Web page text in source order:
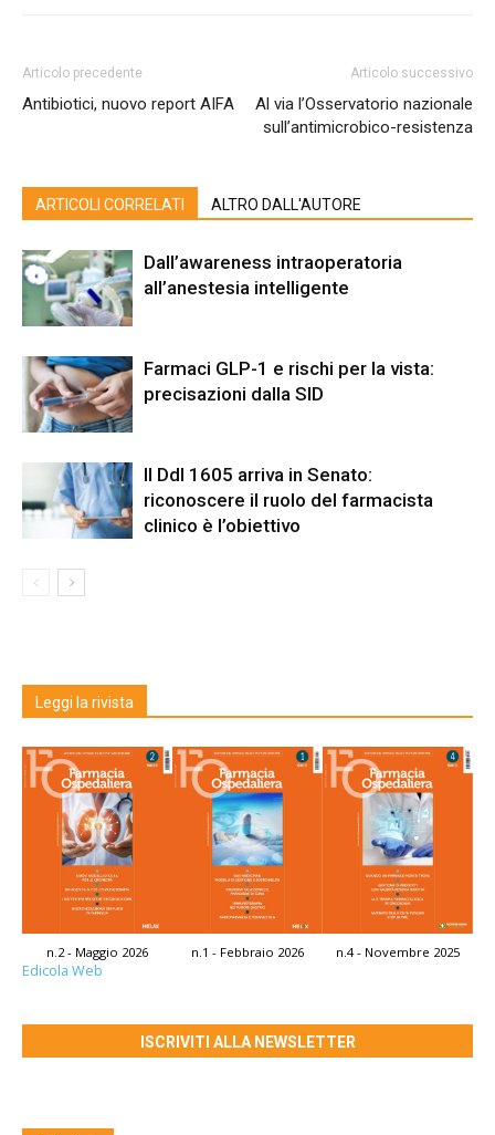
Articolo precedente
Antibiotici, nuovo report AIFA
Articolo successivo
Al via l’Osservatorio nazionale
sull’antimicrobico-resistenza
ARTICOLI CORRELATI ALTRO DALL'AUTORE
Dall’awareness intraoperatoria
all’anestesia intelligente
Farmaci GLP-1 e rischi per la vista:
precisazioni dalla SID
Il Ddl 1605 arriva in Senato:
riconoscere il ruolo del farmacista
clinico è l’obiettivo
Leggi la rivista
n.2 - Maggio 2026 n.1 - Febbraio 2026 n.4 - Novembre 2025
Edicola Web
ISCRIVITI ALLA NEWSLETTER